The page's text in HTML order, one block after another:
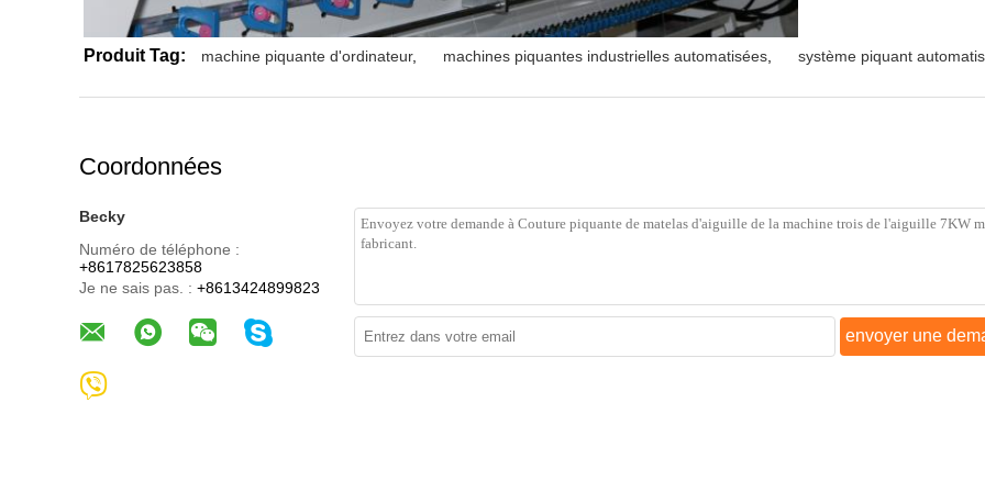
Produit Tag: machine piquante d'ordinateur, machines piquantes industrielles automatisées système piquant
Coordonnées
Becky
Numéro de téléphone :
+8617825623858
Je ne sais pas. : +8613424899823
envoyer une